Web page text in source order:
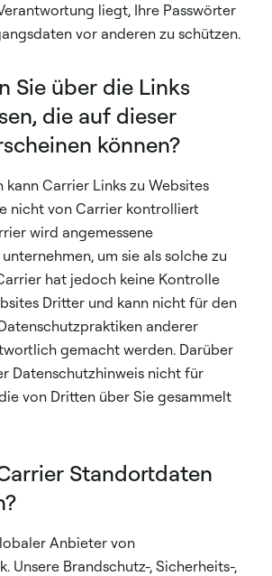
liegt, Ihre Passwörter
vor anderen zu schützen.
Sie über die Links
die auf dieser
können?
kann Carrier Links zu Websites
nicht von Carrier kontrolliert
wird angemessene
um sie als solche zu
hat jedoch keine Kontrolle
Dritter und kann nicht für den
anderer
gemacht werden. Darüber
Datenschutzhinweis nicht für
von Dritten über Sie gesammelt
Standortdaten
Anbieter von
Unsere Brandschutz-, Sicherheits-,